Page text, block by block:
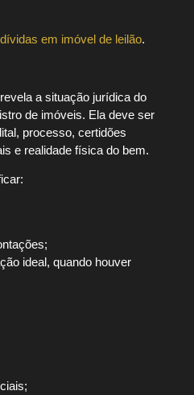
dívidas em imóvel de leilão.
a situação jurídica do
de imóveis. Ela deve ser
processo, certidões
e realidade física do bem.
ideal, quando houver